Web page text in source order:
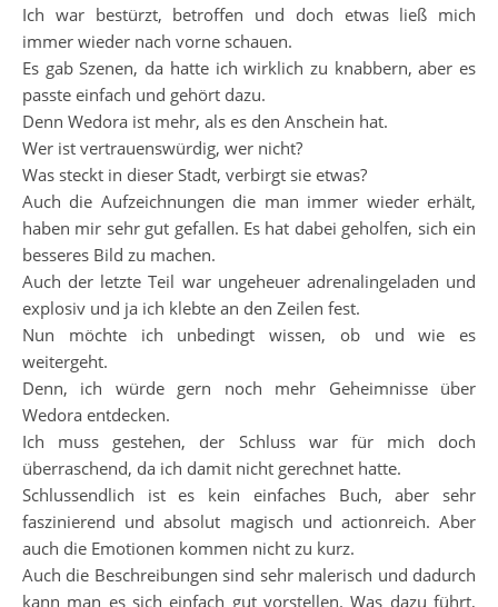
Ich war bestürzt, betroffen und doch etwas ließ mich
immer wieder nach vorne schauen.
Es gab Szenen, da hatte ich wirklich zu knabbern, aber es
passte einfach und gehört dazu.
Denn Wedora ist mehr, als es den Anschein hat.
Wer ist vertrauenswürdig, wer nicht?
Was steckt in dieser Stadt, verbirgt sie etwas?
Auch die Aufzeichnungen die man immer wieder erhält,
haben mir sehr gut gefallen. Es hat dabei geholfen, sich ein
besseres Bild zu machen.
Auch der letzte Teil war ungeheuer adrenalingeladen und
explosiv und ja ich klebte an den Zeilen fest.
Nun möchte ich unbedingt wissen, ob und wie es
weitergeht.
Denn, ich würde gern noch mehr Geheimnisse über
Wedora entdecken.
Ich muss gestehen, der Schluss war für mich doch
überraschend, da ich damit nicht gerechnet hatte.
Schlussendlich ist es kein einfaches Buch, aber sehr
faszinierend und absolut magisch und actionreich. Aber
auch die Emotionen kommen nicht zu kurz.
Auch die Beschreibungen sind sehr malerisch und dadurch
kann man es sich einfach gut vorstellen. Was dazu führt,